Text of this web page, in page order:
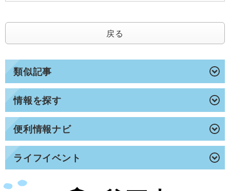
類似記事
情報を探す
便利情報ナビ
ライフイベント
戻る